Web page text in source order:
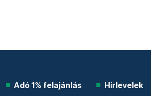
Adó 1% felajánlás Hírlevelek